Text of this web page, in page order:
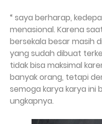
“ saya berharap,
menasional. Karena
bersekala besar masih
yang sudah dibuat
tidak bisa maksimal
banyak orang, tetapi
semoga karya karya ini
ungkapnya.